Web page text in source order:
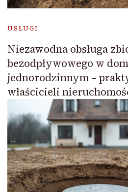
USŁUGI
Niezawodna obsługa
bezodpływowego w
jednorodzinnym –
właścicieli